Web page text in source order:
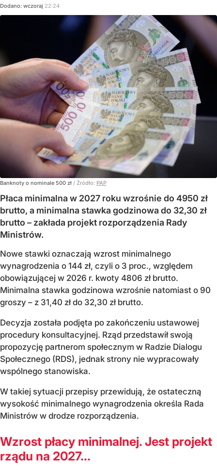
Dodano: wczoraj 22:24
Banknoty o nominale 500 zł / Źródło: PAP
Płaca minimalna w 2027 roku wzrośnie do 4950 zł
brutto, a minimalna stawka godzinowa do 32,30 zł
brutto – zakłada projekt rozporządzenia Rady
Ministrów.
Nowe stawki oznaczają wzrost minimalnego
wynagrodzenia o 144 zł, czyli o 3 proc., względem
obowiązującej w 2026 r. kwoty 4806 zł brutto.
Minimalna stawka godzinowa wzrośnie natomiast o 90
groszy – z 31,40 zł do 32,30 zł brutto.
Decyzja została podjęta po zakończeniu ustawowej
procedury konsultacyjnej. Rząd przedstawił swoją
propozycję partnerom społecznym w Radzie Dialogu
Społecznego (RDS), jednak strony nie wypracowały
wspólnego stanowiska.
W takiej sytuacji przepisy przewidują, że ostateczną
wysokość minimalnego wynagrodzenia określa Rada
Ministrów w drodze rozporządzenia.
Wzrost płacy minimalnej. Jest projekt
rządu na 2027...